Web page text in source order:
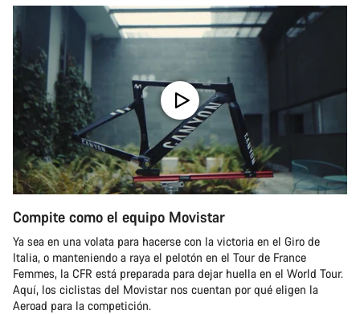
Compite como el equipo Movistar
Ya sea en una volata para hacerse con la victoria en el Giro de
Italia, o manteniendo a raya el pelotón en el Tour de France
Femmes, la CFR está preparada para dejar huella en el World Tour.
Aquí, los ciclistas del Movistar nos cuentan por qué eligen la
Aeroad para la competición.